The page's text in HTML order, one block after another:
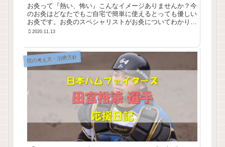
お灸って『熱い、怖い』こんなイメージありませんか？今
のお灸はどなたでもご自宅で簡単に使えるとっても優しい
お灸です。お灸のスペシャリストがお灸についてわかりや
すく解説していきます！お灸をやってみたいという方は、
かがでしょうか？千葉県千葉市で鍼灸ならほっと鍼灸接骨
院まで。 | ほっと鍼灸接骨院の健康＆美容じゅく
2020.11.13
院の考え方・治療方針